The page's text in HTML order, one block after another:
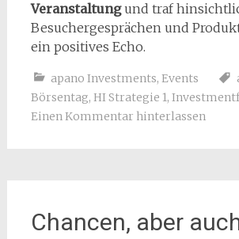
Veranstaltungund traf
Besuchergesprächen und
ein positives Echo.
apano Investments, Events
Börsentag, HI Strategie 1,
Einen Kommentar hinterlassen
Chancen, aber